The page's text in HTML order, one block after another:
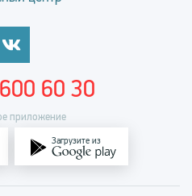
приложение
Загрузите из
60 30